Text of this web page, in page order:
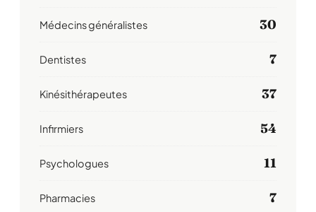
Médecins généralistes 30
Dentistes 7
Kinésithérapeutes 37
Infirmiers 54
Psychologues 11
Pharmacies 7